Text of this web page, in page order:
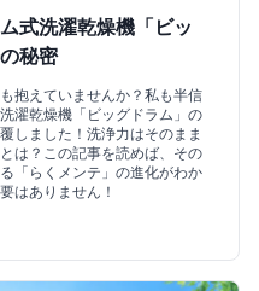
式洗濯乾燥機「ビッ
秘密
抱えていませんか？私も半信
濯乾燥機「ビッグドラム」の
しました！洗浄力はそのまま
は？この記事を読めば、その
「らくメンテ」の進化がわか
はありません！